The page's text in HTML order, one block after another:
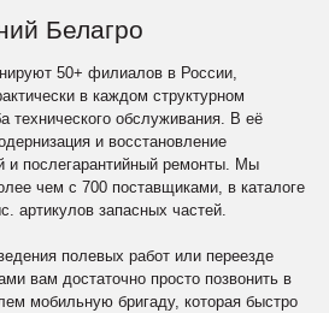
Белагро
50+ филиалов в России,
в каждом структурном
технического обслуживания. В её
и восстановление
и послегарантийный ремонты. Мы
чем с 700 поставщиками, в каталоге
артикулов запасных частей.
полевых работ или переезде
вам достаточно просто позвонить в
мобильную бригаду, которая быстро